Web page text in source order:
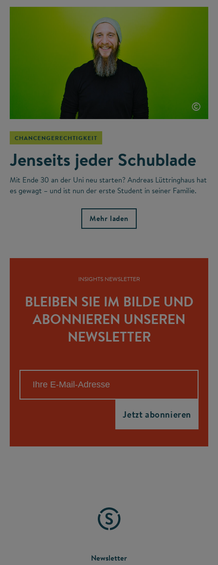
©
CHANCENGERECHTIGKEIT
Jenseits jeder Schublade
Mit Ende 30 an der Uni neu starten? Andreas Lüttringhaus hat
es gewagt – und ist nun der erste Student in seiner Familie.
Mehr laden
INSIGHTS NEWSLETTER
BLEIBEN SIE IM BILDE UND
ABONNIEREN UNSEREN
NEWSLETTER
FOOTER
Newsletter